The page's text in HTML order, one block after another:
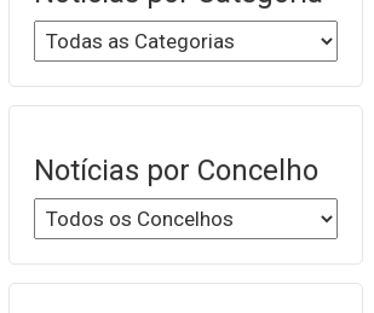
Notícias por Concelho